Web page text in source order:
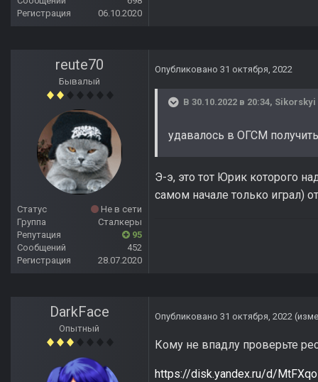
Регистрация
06.10.2020
reute70
Бывалый
Статус
Не в сети
Группа
Сталкеры
Репутация
95
Сообщений
452
Регистрация
28.07.2020
Опубликовано 31 октября, 2022
В 30.10.2022 в 20:34, Sikorskyi
удавалось в ОГСМ
Э-э, это тот Юрик которого
самом начале только играл)
DarkFace
Опытный
Опубликовано 31 октября, 2022
Кому не впадлу проверьте
https://disk.yandex.ru/d/